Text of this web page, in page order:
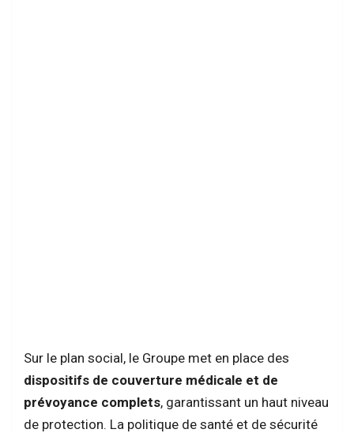
Sur le plan social, le Groupe met en place des
dispositifs de couverture médicale et de
prévoyance complets, garantissant un haut niveau
de protection. La politique de santé et de sécurité